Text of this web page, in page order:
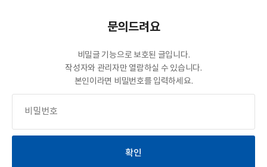
문의드려요
비밀글 기능으로 보호된 글입니다.
작성자와 관리자만 열람하실 수 있습니다.
본인이라면 비밀번호를 입력하세요.